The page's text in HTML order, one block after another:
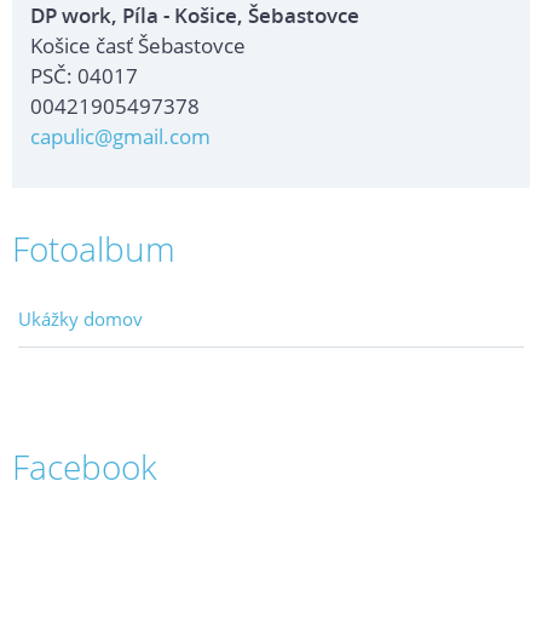
DP work, Píla - Košice, Šebastovce
Košice časť Šebastovce
PSČ: 04017
00421905497378
capulic@gmail.com
Fotoalbum
Ukážky domov
Facebook